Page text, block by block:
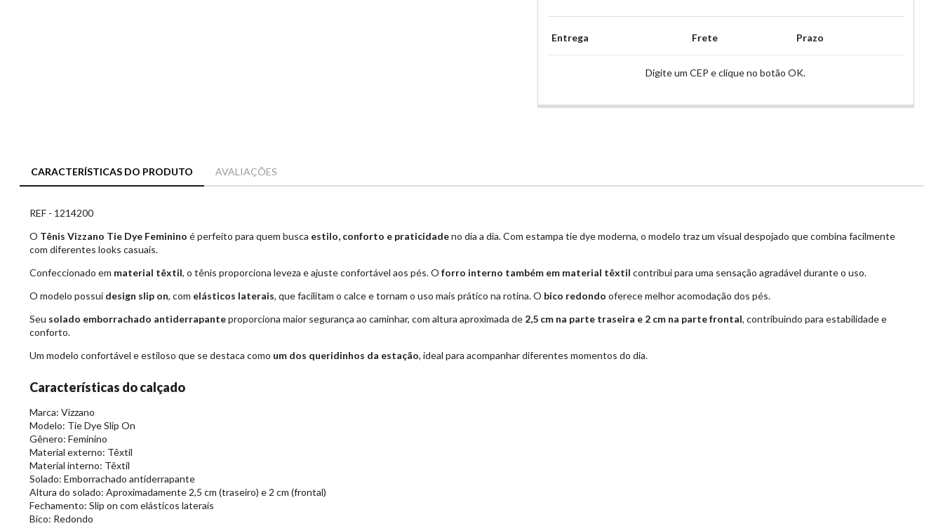
Entrega Frete Prazo
Digite um CEP e clique no botão OK.
CARACTERÍSTICAS DO PRODUTO AVALIAÇÕES
REF - 1214200
O Tênis Vizzano Tie Dye Feminino é perfeito para quem busca estilo, conforto e praticidadeno dia a dia. Com estampa tie dye moderna, o modelo traz um visual despojado que combina facilmente
com diferentes looks casuais.
Confeccionado em material têxtil, o tênis proporciona leveza e ajuste confortável aos pés. O forro interno também em material têxtil contribui para uma sensação agradável durante o uso.
O modelo possui design slip on, com elásticos laterais, que facilitam o calce e tornam o uso mais prático na rotina. O bico redondo oferece melhor acomodação dos pés.
Seu solado emborrachado antiderrapanteproporciona maior segurança ao caminhar, com altura aproximada de 2,5 cm na parte traseira e 2 cm na parte frontal, contribuindo para estabilidade e
conforto.
Um modelo confortável e estiloso que se destaca como um dos queridinhos da estação, ideal para acompanhar diferentes momentos do dia.
Características do calçado
Marca: Vizzano
Modelo: Tie Dye Slip On
Gênero: Feminino
Material externo: Têxtil
Material interno: Têxtil
Solado: Emborrachado antiderrapante
Altura do solado: Aproximadamente 2,5 cm (traseiro) e 2 cm (frontal)
Fechamento: Slip on com elásticos laterais
Bico: Redondo